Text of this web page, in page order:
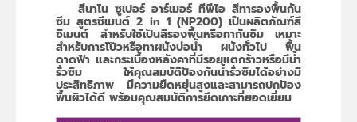
สีนาโน ซูเปอร์ อาร์เมอร์ ทีพีไอ สีทารองพื้นกัน
ซึม สูตรซีเมนต์ 2 in 1 (NP200) เป็นผลิตภัณฑ์สี
ซีเมนต์ สำหรับใช้เป็นสีรองพื้นหรือทากันซึม เหมาะ
สำหรับการโป๊วหรือทาผนังบ่อน้ำ ผนังทั่วไป พื้น
ดาดฟ้า และกระเบื้องหลังคาที่มีรอยแตกร้าวหรือมีน้ำ
รั่วซึม ให้คุณสมบัติป้องกันน้ำรั่วซึมได้อย่างมี
ประสิทธิภาพ มีความยืดหยุ่นสูงและสามารถปกป้อง
พื้นผิวได้ดี พร้อมคุณสมบัติการยึดเกาะที่ยอดเยี่ยม